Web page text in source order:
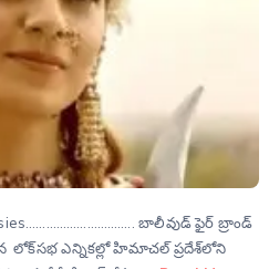
బాలీవుడ్‌ ఫైర్ బ్రాండ్‌
ఎన్నికల్లో హిమాచల్ ప్రదేశ్‌లోని